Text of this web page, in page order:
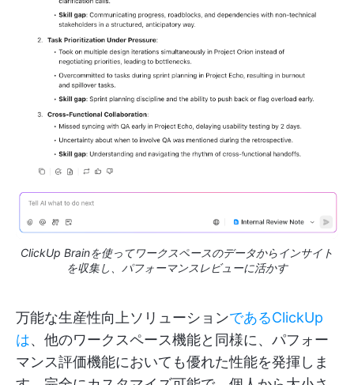
ClickUp Brainを使ってワークスペースのデータからインサイト
を収集し、パフォーマンスレビューに活かす
万能な生産性向上ソリューションであるClickUp
は、他のワークスペース機能と同様に、パフォー
マンス評価機能においても優れた性能を発揮しま